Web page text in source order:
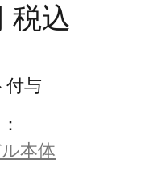
税込
付与
本体